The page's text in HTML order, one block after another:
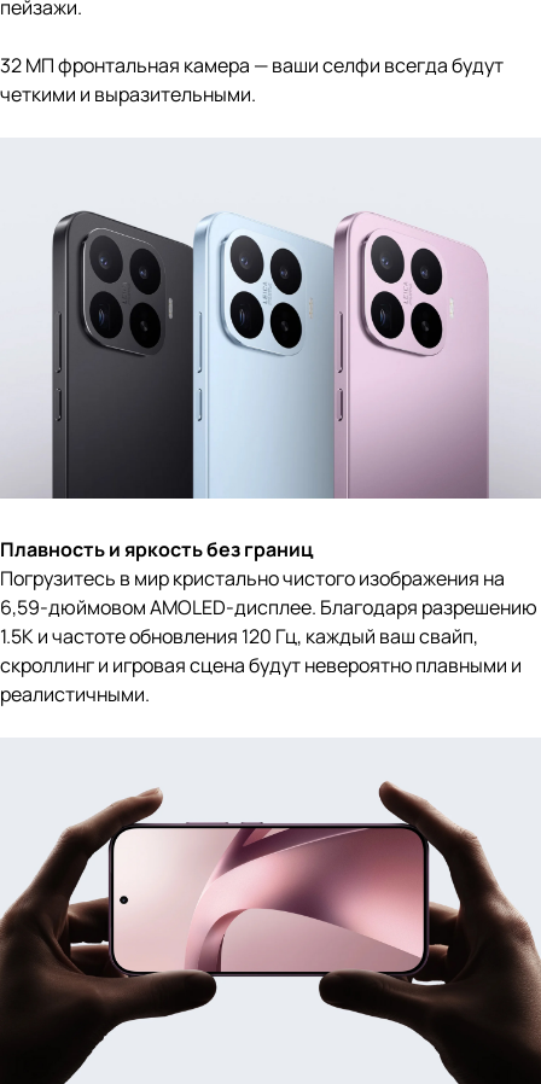
пейзажи.
32 МП фронтальная камера — ваши селфи всегда будут
четкими и выразительными.
Плавность и яркость без границ
Погрузитесь в мир кристально чистого изображения на
6,59-дюймовом AMOLED-дисплее. Благодаря разрешению
1.5K и частоте обновления 120 Гц, каждый ваш свайп,
скроллинг и игровая сцена будут невероятно плавными и
реалистичными.